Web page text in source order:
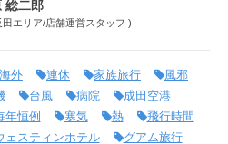
総二郎
田エリア/店舗運営スタッフ )
海外 連休 家族旅行
風邪
台風 病院
成田空港
年恒例 寒気 熱
飛行時間
ェスティンホテル
グアム旅行